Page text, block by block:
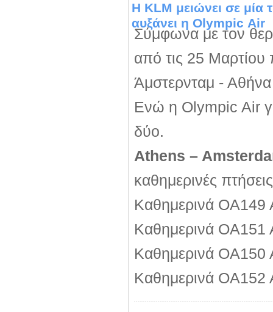
Η KLM μειώνει σε μία
αυξάνει η Οlympic Αir
Σύμφωνα με τον
από τις 25 Μαρτίου
Άμστερνταμ - Αθήνα
Ενώ η Olympic Air
δύο.
Athens –
καθημερινές
Καθημερινά
Καθημερινά
Καθημερινά
Καθημερινά